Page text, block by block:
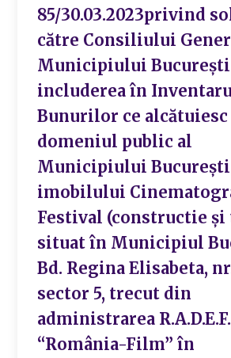
85/30.03.2023privind
către Consiliului
Municipiului
includerea în
Bunurilor ce alcătuiesc
domeniul public al
Municipiului București
imobilului
Festival (constructie și
situat în Municipiul
Bd. Regina Elisabeta,
sector 5, trecut din
administrarea R.A.D.E.F.
“România-Film” în